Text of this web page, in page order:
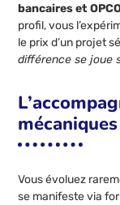
bancaires et
profil, vous
le prix d’un projet
différence se joue
Vous évoluez
se manifeste via